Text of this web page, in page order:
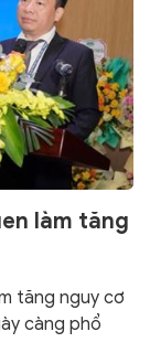
làm tăng
tăng nguy cơ
càng phổ